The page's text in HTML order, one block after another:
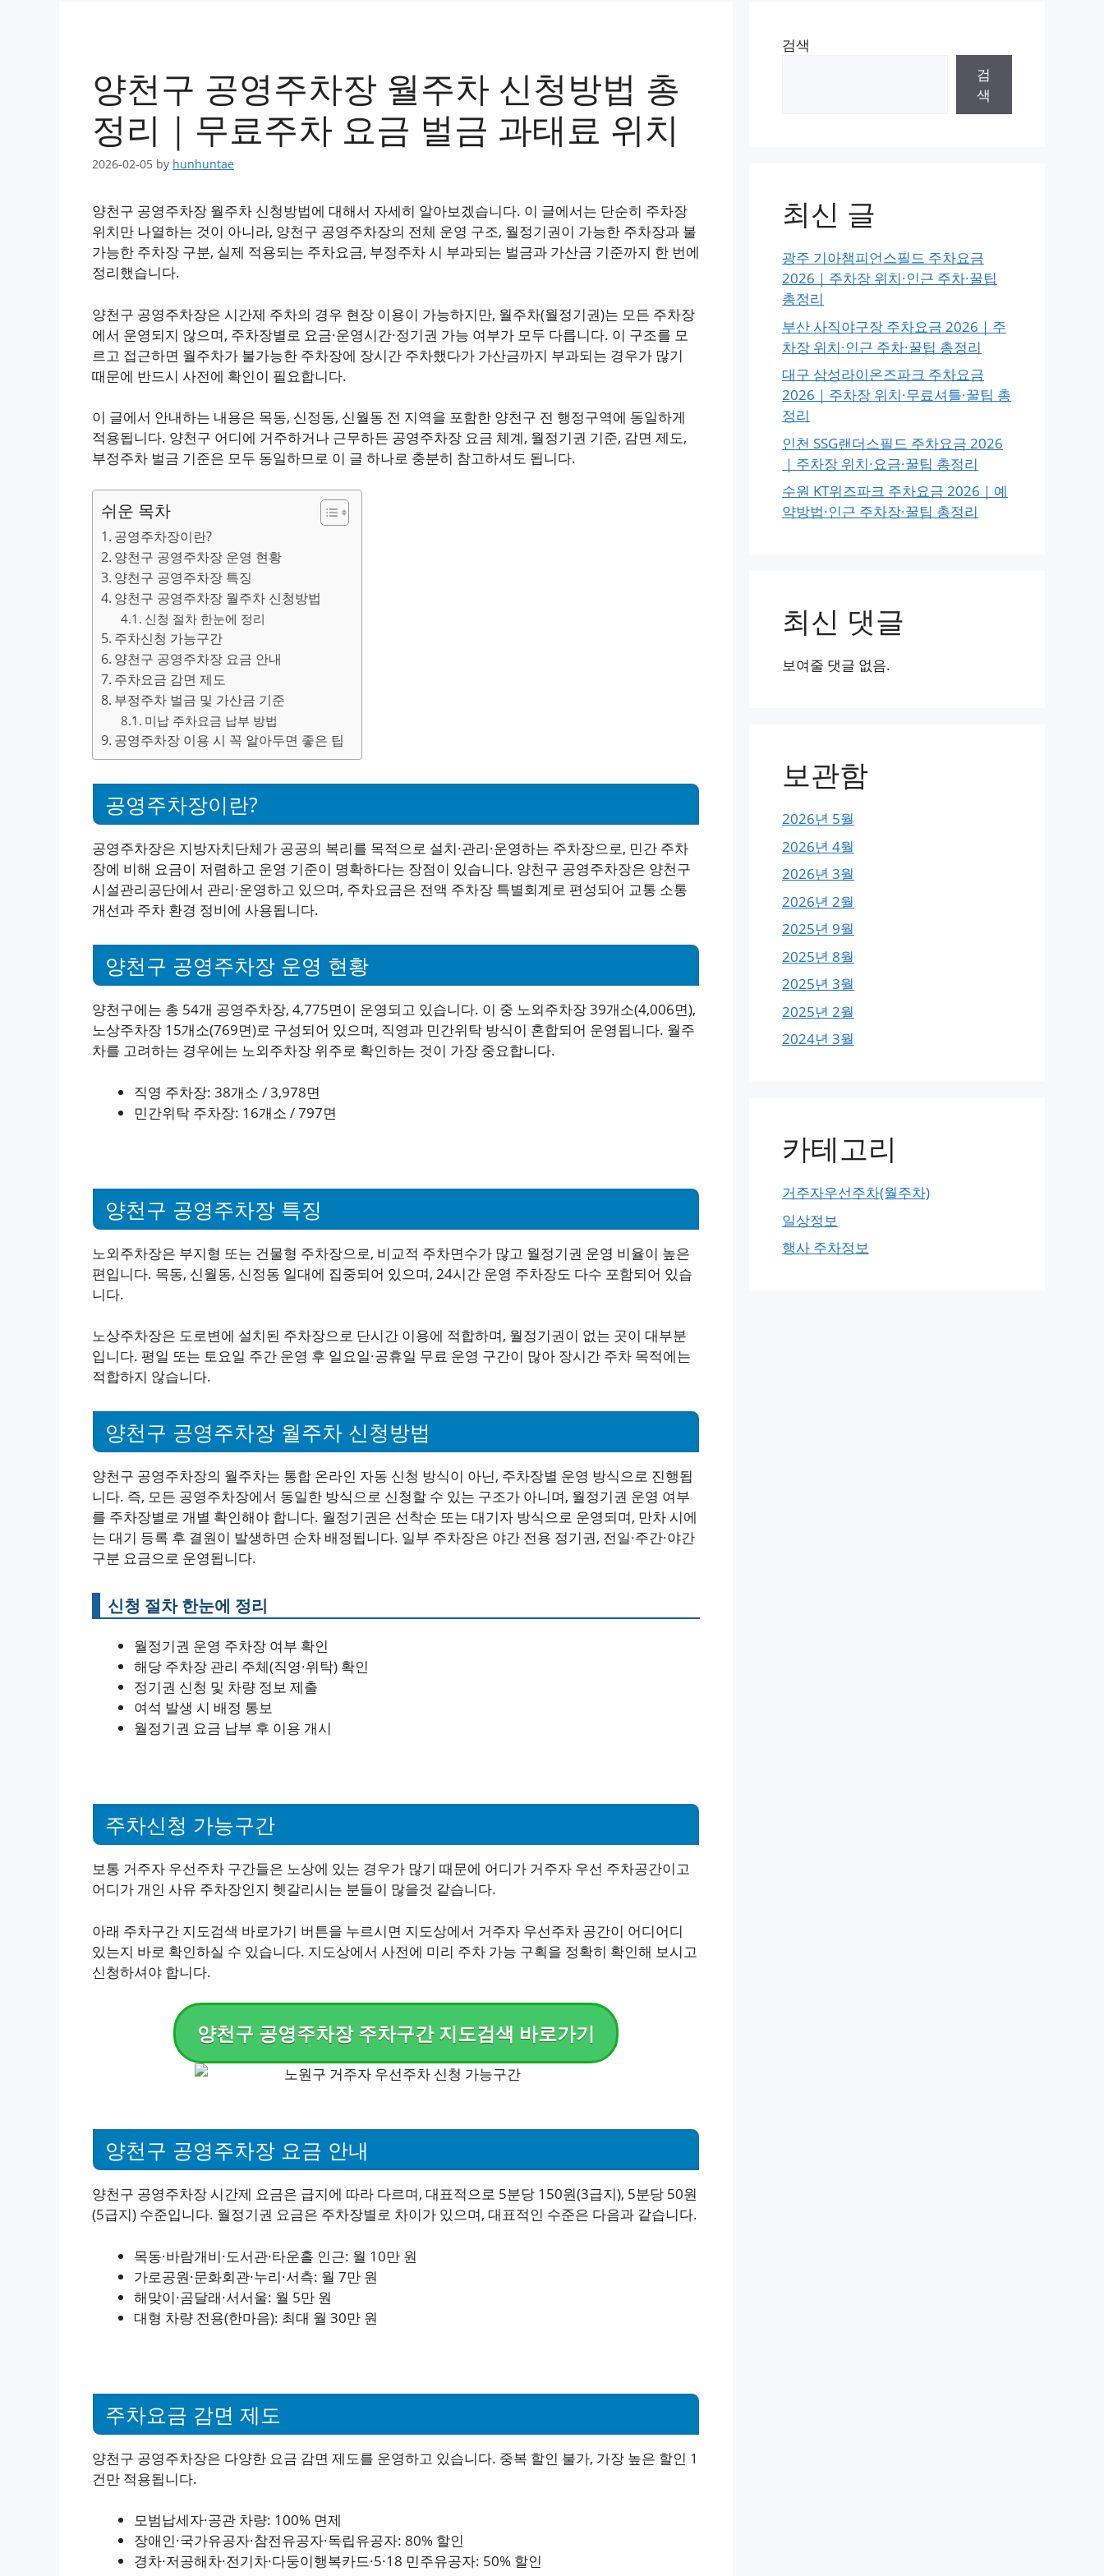
양천구 공영주차장 월주차 신청방법 총
정리｜무료주차 요금 벌금 과태료 위치
2026-02-05 by hunhuntae
양천구 공영주차장 월주차 신청방법에 대해서 자세히 알아보겠습니다. 이 글에서는 단순히 주차장
위치만 나열하는 것이 아니라, 양천구 공영주차장의 전체 운영 구조, 월정기권이 가능한 주차장과 불
가능한 주차장 구분, 실제 적용되는 주차요금, 부정주차 시 부과되는 벌금과 가산금 기준까지 한 번에
정리했습니다.
양천구 공영주차장은 시간제 주차의 경우 현장 이용이 가능하지만, 월주차(월정기권)는 모든 주차장
에서 운영되지 않으며, 주차장별로 요금·운영시간·정기권 가능 여부가 모두 다릅니다. 이 구조를 모
르고 접근하면 월주차가 불가능한 주차장에 장시간 주차했다가 가산금까지 부과되는 경우가 많기
때문에 반드시 사전에 확인이 필요합니다.
이 글에서 안내하는 내용은 목동, 신정동, 신월동 전 지역을 포함한 양천구 전 행정구역에 동일하게
적용됩니다. 양천구 어디에 거주하거나 근무하든 공영주차장 요금 체계, 월정기권 기준, 감면 제도,
부정주차 벌금 기준은 모두 동일하므로 이 글 하나로 충분히 참고하셔도 됩니다.
쉬운 목차
공영주차장이란?
양천구 공영주차장 운영 현황
양천구 공영주차장 특징
양천구 공영주차장 월주차 신청방법
신청 절차 한눈에 정리
주차신청 가능구간
양천구 공영주차장 요금 안내
주차요금 감면 제도
부정주차 벌금 및 가산금 기준
미납 주차요금 납부 방법
공영주차장 이용 시 꼭 알아두면 좋은 팁
공영주차장이란?
공영주차장은 지방자치단체가 공공의 복리를 목적으로 설치·관리·운영하는 주차장으로, 민간 주차
장에 비해 요금이 저렴하고 운영 기준이 명확하다는 장점이 있습니다. 양천구 공영주차장은 양천구
시설관리공단에서 관리·운영하고 있으며, 주차요금은 전액 주차장 특별회계로 편성되어 교통 소통
개선과 주차 환경 정비에 사용됩니다.
양천구 공영주차장 운영 현황
양천구에는 총 54개 공영주차장, 4,775면이 운영되고 있습니다. 이 중 노외주차장 39개소(4,006면),
노상주차장 15개소(769면)로 구성되어 있으며, 직영과 민간위탁 방식이 혼합되어 운영됩니다. 월주
차를 고려하는 경우에는 노외주차장 위주로 확인하는 것이 가장 중요합니다.
직영 주차장: 38개소 / 3,978면
민간위탁 주차장: 16개소 / 797면
양천구 공영주차장 특징
노외주차장은 부지형 또는 건물형 주차장으로, 비교적 주차면수가 많고 월정기권 운영 비율이 높은
편입니다. 목동, 신월동, 신정동 일대에 집중되어 있으며, 24시간 운영 주차장도 다수 포함되어 있습
니다.
노상주차장은 도로변에 설치된 주차장으로 단시간 이용에 적합하며, 월정기권이 없는 곳이 대부분
입니다. 평일 또는 토요일 주간 운영 후 일요일·공휴일 무료 운영 구간이 많아 장시간 주차 목적에는
적합하지 않습니다.
양천구 공영주차장 월주차 신청방법
양천구 공영주차장의 월주차는 통합 온라인 자동 신청 방식이 아닌, 주차장별 운영 방식으로 진행됩
니다. 즉, 모든 공영주차장에서 동일한 방식으로 신청할 수 있는 구조가 아니며, 월정기권 운영 여부
를 주차장별로 개별 확인해야 합니다. 월정기권은 선착순 또는 대기자 방식으로 운영되며, 만차 시에
는 대기 등록 후 결원이 발생하면 순차 배정됩니다. 일부 주차장은 야간 전용 정기권, 전일·주간·야간
구분 요금으로 운영됩니다.
신청 절차 한눈에 정리
월정기권 운영 주차장 여부 확인
해당 주차장 관리 주체(직영·위탁) 확인
정기권 신청 및 차량 정보 제출
여석 발생 시 배정 통보
월정기권 요금 납부 후 이용 개시
주차신청 가능구간
보통 거주자 우선주차 구간들은 노상에 있는 경우가 많기 때문에 어디가 거주자 우선 주차공간이고
어디가 개인 사유 주차장인지 헷갈리시는 분들이 많을것 같습니다.
아래 주차구간 지도검색 바로가기 버튼을 누르시면 지도상에서 거주자 우선주차 공간이 어디어디
있는지 바로 확인하실 수 있습니다. 지도상에서 사전에 미리 주차 가능 구획을 정확히 확인해 보시고
신청하셔야 합니다.
양천구 공영주차장 주차구간 지도검색 바로가기
양천구 공영주차장 요금 안내
양천구 공영주차장 시간제 요금은 급지에 따라 다르며, 대표적으로 5분당 150원(3급지), 5분당 50원
(5급지) 수준입니다. 월정기권 요금은 주차장별로 차이가 있으며, 대표적인 수준은 다음과 같습니다.
목동·바람개비·도서관·타운홀 인근: 월 10만 원
가로공원·문화회관·누리·서측: 월 7만 원
해맞이·곰달래·서서울: 월 5만 원
대형 차량 전용(한마음): 최대 월 30만 원
주차요금 감면 제도
양천구 공영주차장은 다양한 요금 감면 제도를 운영하고 있습니다. 중복 할인 불가, 가장 높은 할인 1
건만 적용됩니다.
모범납세자·공관 차량: 100% 면제
장애인·국가유공자·참전유공자·독립유공자: 80% 할인
경차·저공해차·전기차·다둥이행복카드·5·18 민주유공자: 50% 할인
검색
검
색
최신 글
광주 기아챔피언스필드 주차요금
2026｜주차장 위치·인근 주차·꿀팁
총정리
부산 사직야구장 주차요금 2026｜주
차장 위치·인근 주차·꿀팁 총정리
대구 삼성라이온즈파크 주차요금
2026｜주차장 위치·무료셔틀·꿀팁 총
정리
인천 SSG랜더스필드 주차요금 2026
｜주차장 위치·요금·꿀팁 총정리
수원 KT위즈파크 주차요금 2026｜예
약방법·인근 주차장·꿀팁 총정리
최신 댓글
보여줄 댓글 없음.
보관함
2026년 5월
2026년 4월
2026년 3월
2026년 2월
2025년 9월
2025년 8월
2025년 3월
2025년 2월
2024년 3월
카테고리
거주자우선주차(월주차)
일상정보
행사 주차정보